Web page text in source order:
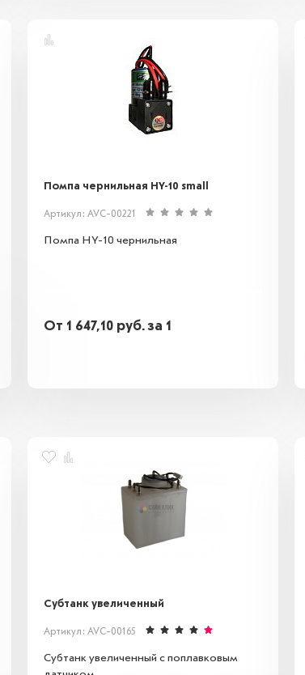
Помпа чернильная HY-10 small
Артикул: AVC-00221
Помпа HY-10 чернильная
От 1 647,10 руб.за 1
Субтанк увеличенный
Артикул: AVC-00165
Субтанк увеличенный с поплавковым